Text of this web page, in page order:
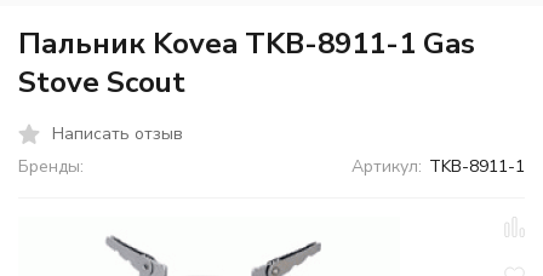
Пальник Kovea TKB-8911-1 Gas
Stove Scout
Написать отзыв
Бренды:
Артикул: TKB-8911-1